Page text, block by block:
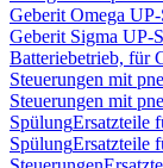
Geberit Omega
Geberit Sigma UP-
Batteriebetrieb, für
Steuerungen mit
Steuerungen mit
SpülungErsatzteile
SpülungErsatzteile